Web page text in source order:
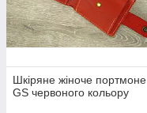
Шкіряне жіноче портмоне
GS червоного кольору